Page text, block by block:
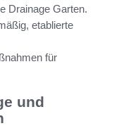
Drainage Garten.
etablierte
für
und